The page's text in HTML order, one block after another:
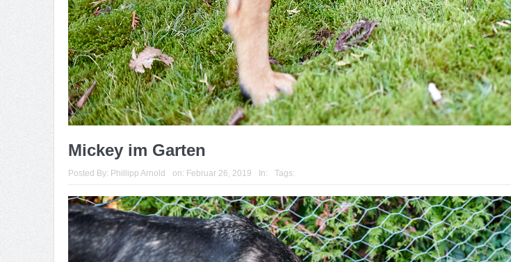
Mickey im Garten
Posted By: Phillipp Arnold on: Februar 26, 2019 In: Tags: